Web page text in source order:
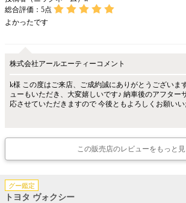
総合評価： 5点
よかったです
株式会社アールエーティーコメント
k様 この度はご来店、ご成約誠にありがとうございま
ューもいただき、大変嬉しいです♪ 納車後のアフター
応させていただきますので 今後ともよろしくお願いい
この販売店のレビューをもっと
グー鑑定
トヨタ ヴォクシー